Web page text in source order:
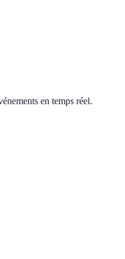
en temps réel.